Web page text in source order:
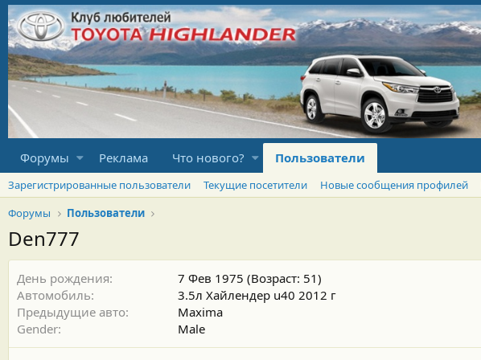
Форумы Реклама Что нового? Пользователи
Зарегистрированные пользователи Текущие посетители Новые сообщения профилей
Форумы
Пользователи
Den777
День рождения
7 Фев 1975 (Возраст: 51)
Автомобиль
3.5л Хайлендер u40 2012 г
Предыдущие авто
Maxima
Gender
Male